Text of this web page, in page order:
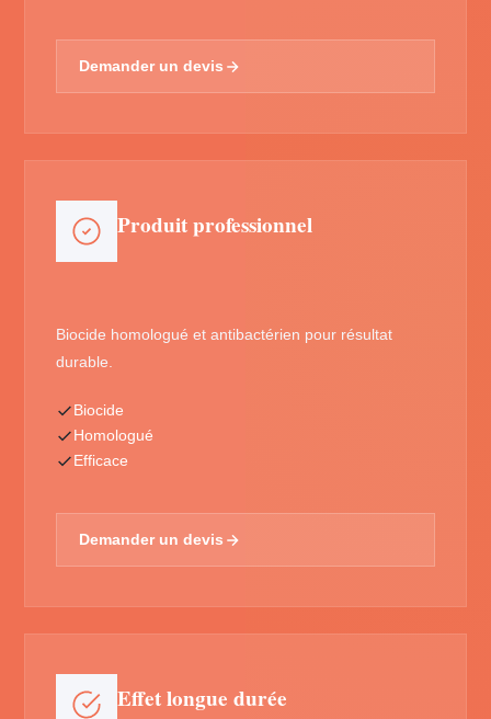
Demander un devis
Produit professionnel
Biocide homologué et antibactérien pour résultat
durable.
Biocide
Homologué
Efficace
Demander un devis
Effet longue durée